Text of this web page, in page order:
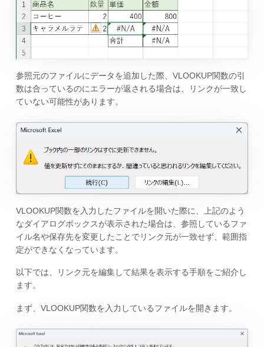
参照元のファイルにデータを追加した際、VLOOKUP関数の引
数は合っているのにエラーが返される場合は、リンクが一致し
ていない可能性があります。
VLOOKUP関数を入力したファイルを開いた際に、上記のよう
なダイアログボックスが表示された場合は、参照しているファ
イル名や保存先を変更したことでリンク元が一致せず、範囲指
定ができなくなっています。
以下では、リンク元を編集して結果を表示する手順をご紹介し
ます。
まず、VLOOKUP関数を入力しているファイルを開きます。